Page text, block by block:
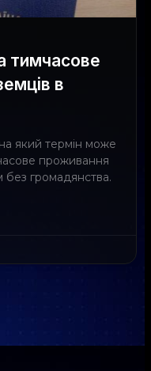
тимчасове
в
який термін може
проживання
без громадянства.